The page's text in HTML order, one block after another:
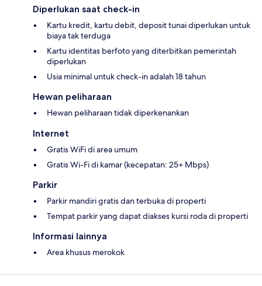
Diperlukan saat check-in
Kartu kredit, kartu debit, deposit tunai diperlukan untuk
biaya tak terduga
Kartu identitas berfoto yang diterbitkan pemerintah
diperlukan
Usia minimal untuk check-in adalah 18 tahun
Hewan peliharaan
Hewan peliharaan tidak diperkenankan
Internet
Gratis WiFi di area umum
Gratis Wi-Fi di kamar (kecepatan: 25+ Mbps)
Parkir
Parkir mandiri gratis dan terbuka di properti
Tempat parkir yang dapat diakses kursi roda di properti
Informasi lainnya
Area khusus merokok